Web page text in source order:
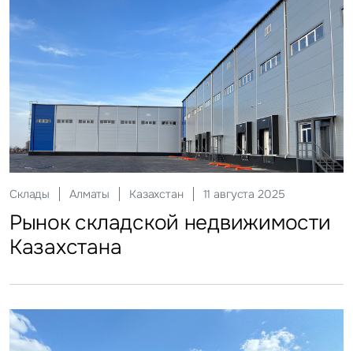
Офисы Алматы Казахстан 11 декабря 2025
2025 Офисная недвижимость
Казахстана
Склады Алматы Казахстан 11 августа 2025
Рынок складской недвижимости
Казахстана